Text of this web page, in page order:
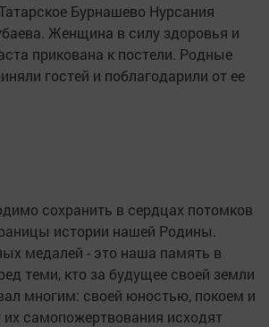
Бурнашево Нурсания
Женщина в силу здоровья и
прикована к постели. Родные
гостей и поблагодарили от ее
сохранить в сердцах потомков
истории нашей Родины.
медалей - это наша память в
теми, кто за будущее своей земли
многим: своей юностью, покоем и
самопожертвования исходят